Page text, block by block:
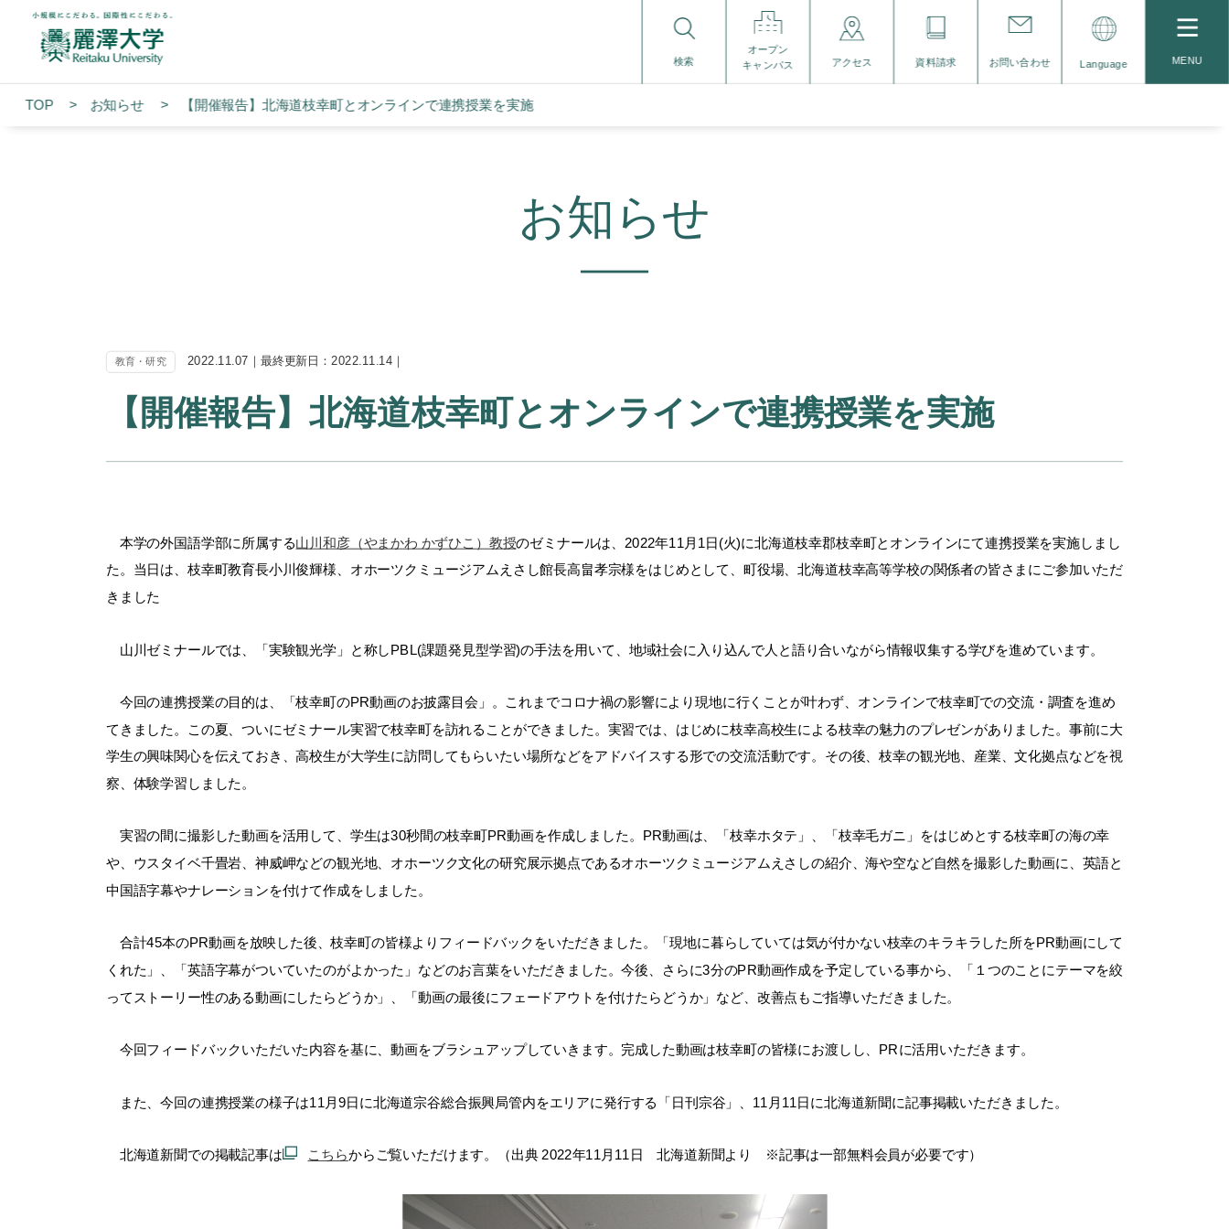
検索
オープン
キャンパス アクセス 資料請求 お問い合わせ Language MENU
TOP お知らせ 【開催報告】北海道枝幸町とオンラインで連携授業を実施
お知らせ
教育・研究 2022.11.07｜最終更新日：2022.11.14｜
【開催報告】北海道枝幸町とオンラインで連携授業を実施
本学の外国語学部に所属する山川和彦（やまかわ かずひこ）教授のゼミナールは、 2022年11 月 1 日 (火)に北海道枝幸郡枝幸町とオンラインにて連携授業を実施しまし
た。当日は、枝幸町教育長小川俊輝様、オホーツクミュージアムえさし館長高畠孝宗様をはじめとして、町役場、北海道枝幸高等学校の関係者の皆さまにご参加いただ
きました
山川ゼミナールでは、「実験観光学」と称しPBL(課題発見型学習)の手法を用いて、地域社会に入り込んで人と語り合いながら情報収集する学びを進めています。
今回の連携授業の目的は、「枝幸町のPR動画のお披露目会」。これまでコロナ禍の影響により現地に行くことが叶わず、オンラインで枝幸町での交流・調査を進め
てきました。この夏、ついにゼミナール実習で枝幸町を訪れることができました。実習では、はじめに枝幸高校生による枝幸の魅力のプレゼンがありました。事前に大
学生の興味関心を伝えておき、高校生が大学生に訪問してもらいたい場所などをアドバイスする形での交流活動です。その後、枝幸の観光地、産業、文化拠点などを視
察、体験学習しました。
実習の間に撮影した動画を活用して、学生は30秒間の枝幸町PR動画を作成しました。 PR動画は、「枝幸ホタテ」、「枝幸毛ガニ」をはじめとする枝幸町の海の幸
や、ウスタイベ千畳岩、神威岬などの観光地、オホーツク文化の研究展示拠点であるオホーツクミュージアムえさしの紹介、海や空など自然を撮影した動画に、英語と
中国語字幕やナレーションを付けて作成をしました。
合計45本のPR動画を放映した後、枝幸町の皆様よりフィードバックをいただきました。「現地に暮らしていては気が付かない枝幸のキラキラした所をPR動画にして
くれた」、「英語字幕がついていたのがよかった」などのお言葉をいただきました。今後、さらに3分のPR動画作成を予定している事から、「１つのことにテーマを絞
ってストーリー性のある動画にしたらどうか」、「動画の最後にフェードアウトを付けたらどうか」など、改善点もご指導いただきました。
今回フィードバックいただいた内容を基に、動画をブラシュアップしていきます。完成した動画は枝幸町の皆様にお渡しし、 PRに活用いただきます。
また、今回の連携授業の様子は11月9日に北海道宗谷総合振興局管内をエリアに発行する「日刊宗谷」、11月11日に北海道新聞に記事掲載いただきました。
北海道新聞での掲載記事は こちらからご覧いただけます。（出典 2022年11月11日 北海道新聞より ※記事は一部無料会員が必要です）